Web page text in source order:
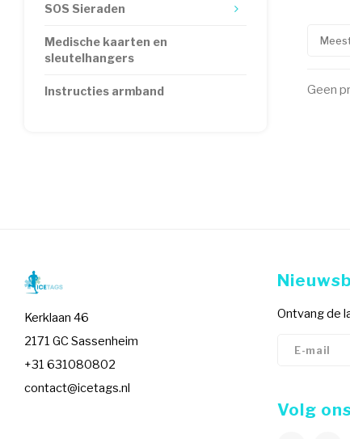
SOS Sieraden
Medische kaarten en
sleutelhangers
Instructies armband Geen
Kerklaan 46
2171 GC Sassenheim
+31 631080802
contact@icetags.nl
Ontvang de
Volg